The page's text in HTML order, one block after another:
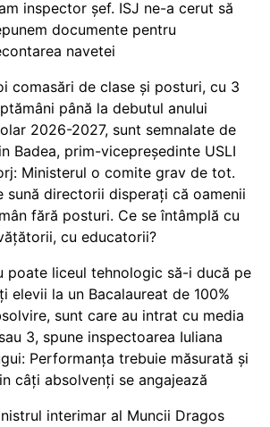
inspector șef. ISJ ne-a cerut să
documente pentru
navetei
comasări de clase și posturi, cu 3
până la debutul anului
2026-2027, sunt semnalate de
Badea, prim-vicepreședinte USLI
Ministerul o comite grav de tot.
sună directorii disperați că oamenii
fără posturi. Ce se întâmplă cu
cu educatorii?
poate liceul tehnologic să-i ducă pe
elevii la un Bacalaureat de 100%
sunt care au intrat cu media
3, spune inspectoarea Iuliana
Performanța trebuie măsurată și
câți absolvenți se angajează
interimar al Muncii Dragos